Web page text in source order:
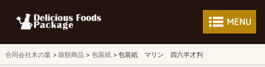
フードパッケー
合同会社木の葉 袋類商品 包装紙 包装紙 マリン 四六半才判